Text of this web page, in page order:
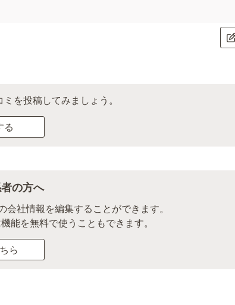
を投稿してみましょう。
る
の方へ
社情報を編集することができます。
能を無料で使うこともできます。
ら